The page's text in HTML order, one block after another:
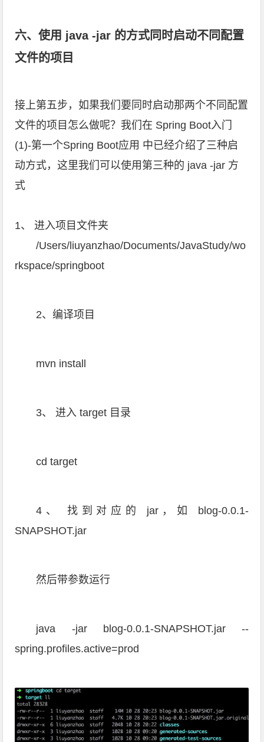
六、使用 java -jar 的方式同时启动不同配置
文件的项目
接上第五步，如果我们要同时启动那两个不同配置
文件的项目怎么做呢？我们在 Spring Boot入门
(1)-第一个Spring Boot应用 中已经介绍了三种启
动方式，这里我们可以使用第三种的 java -jar 方
式
1、 进入项目文件夹
/Users/liuyanzhao/Documents/JavaStudy/wo
rkspace/springboot
2、编译项目
mvn install
3、 进入 target 目录
cd target
4、 找到对应的 jar，如 blog-0.0.1-
SNAPSHOT.jar
然后带参数运行
java -jar blog-0.0.1-SNAPSHOT.jar --
spring.profiles.active=prod